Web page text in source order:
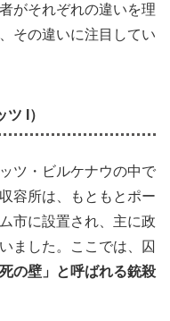
がそれぞれの違いを理
その違いに注目してい
I）
ツ・ビルケナウの中で
容所は、もともとポー
市に設置され、主に政
ました。ここでは、囚
死の壁」と呼ばれる銃殺